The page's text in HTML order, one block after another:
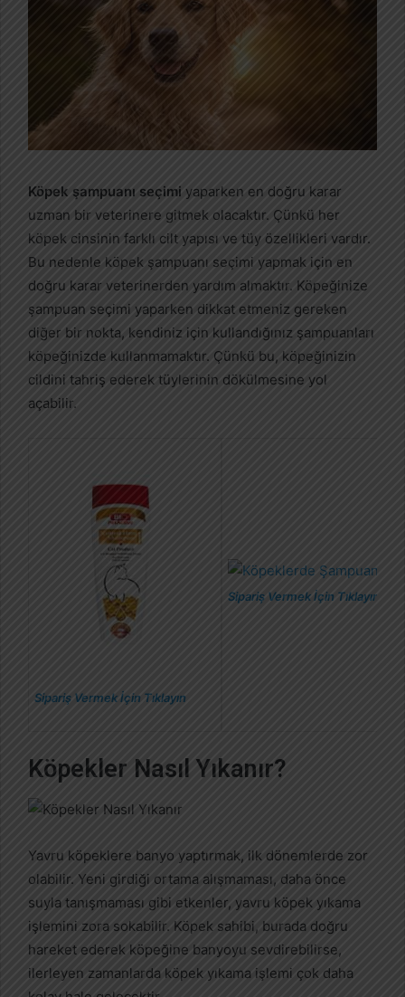
Köpek şampuanı seçimi yaparken en doğru karar
uzman bir veterinere gitmek olacaktır. Çünkü her
köpek cinsinin farklı cilt yapısı ve tüy özellikleri vardır.
Bu nedenle köpek şampuanı seçimi yapmak için en
doğru karar veterinerden yardım almaktır. Köpeğinize
şampuan seçimi yaparken dikkat etmeniz gereken
diğer bir nokta, kendiniz için kullandığınız şampuanları
köpeğinizde kullanmamaktır. Çünkü bu, köpeğinizin
cildini tahriş ederek tüylerinin dökülmesine yol
açabilir.
Sipariş Vermek İçin Tıklayın
Sipariş Vermek İçin Tıklayın
Köpekler Nasıl Yıkanır?
Yavru köpeklere banyo yaptırmak, ilk dönemlerde zor
olabilir. Yeni girdiği ortama alışmaması, daha önce
suyla tanışmaması gibi etkenler, yavru köpek yıkama
işlemini zora sokabilir. Köpek sahibi, burada doğru
hareket ederek köpeğine banyoyu sevdirebilirse,
ilerleyen zamanlarda köpek yıkama işlemi çok daha